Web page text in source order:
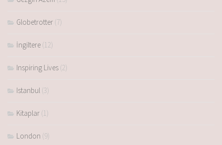
Globetrotter (7)
İngiltere (12)
Inspiring Lives (2)
Istanbul (3)
Kitaplar (1)
London (9)